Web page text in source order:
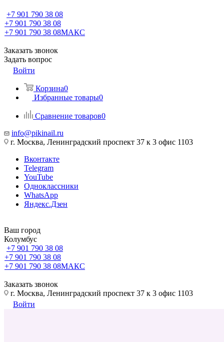
+7 901 790 38 08
+7 901 790 38 08
+7 901 790 38 08МАКС
Заказать звонок
Задать вопрос
Войти
Корзина0
Избранные товары0
Сравнение товаров0
info@pikinail.ru
г. Москва, Ленинградский проспект 37 к 3 офис 1103
Вконтакте
Telegram
YouTube
Одноклассники
WhatsApp
Яндекс.Дзен
Ваш город
Колумбус
+7 901 790 38 08
+7 901 790 38 08
+7 901 790 38 08МАКС
Заказать звонок
г. Москва, Ленинградский проспект 37 к 3 офис 1103
Войти